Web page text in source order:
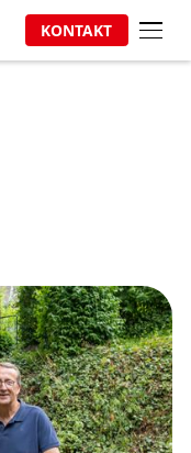
KONTAKT